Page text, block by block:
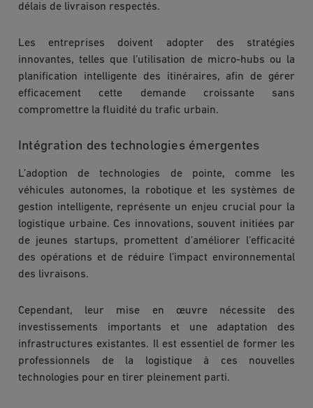
délais de livraison respectés.
Les entreprises doivent adopter des stratégies
innovantes, telles que l’utilisation de micro-hubs ou la
planification intelligente des itinéraires, afin de gérer
efficacement cette demande croissante sans
compromettre la fluidité du trafic urbain.
Intégration des technologies émergentes
L’adoption de technologies de pointe, comme les
véhicules autonomes, la robotique et les systèmes de
gestion intelligente, représente un enjeu crucial pour la
logistique urbaine. Ces innovations, souvent initiées par
de jeunes startups, promettent d’améliorer l’efficacité
des opérations et de réduire l’impact environnemental
des livraisons.
Cependant, leur mise en œuvre nécessite des
investissements importants et une adaptation des
infrastructures existantes. Il est essentiel de former les
professionnels de la logistique à ces nouvelles
technologies pour en tirer pleinement parti.